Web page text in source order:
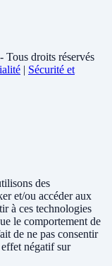
droits réservés
| Sécurité et
des
et/ou accéder aux
à ces technologies
le comportement de
de ne pas consentir
négatif sur